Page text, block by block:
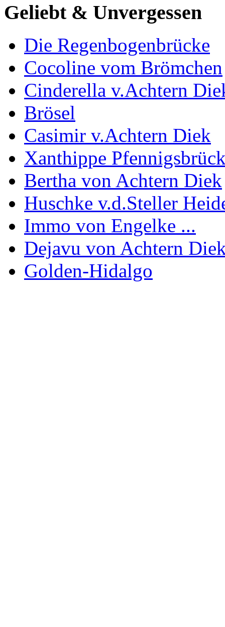
Geliebt & Unvergessen
Die Regenbogenbrücke
Cocoline vom Brömchen
Cinderella v.Achtern
Brösel
Casimir v.Achtern Diek
Xanthippe
Bertha von Achtern Diek
Huschke v.d.Steller
Immo von Engelke ...
Dejavu von Achtern
Golden-Hidalgo